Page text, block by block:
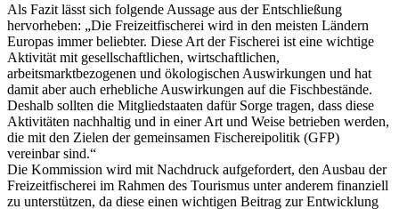
Als Fazit lässt sich folgende Aussage aus der Entschließung
hervorheben: „Die Freizeitfischerei wird in den meisten Ländern
Europas immer beliebter. Diese Art der Fischerei ist eine wichtige
Aktivität mit gesellschaftlichen, wirtschaftlichen,
arbeitsmarktbezogenen und ökologischen Auswirkungen und hat
damit aber auch erhebliche Auswirkungen auf die Fischbestände.
Deshalb sollten die Mitgliedstaaten dafür Sorge tragen, dass diese
Aktivitäten nachhaltig und in einer Art und Weise betrieben werden,
die mit den Zielen der gemeinsamen Fischereipolitik (GFP)
vereinbar sind.“
Die Kommission wird mit Nachdruck aufgefordert, den Ausbau der
Freizeitfischerei im Rahmen des Tourismus unter anderem finanziell
zu unterstützen, da diese einen wichtigen Beitrag zur Entwicklung